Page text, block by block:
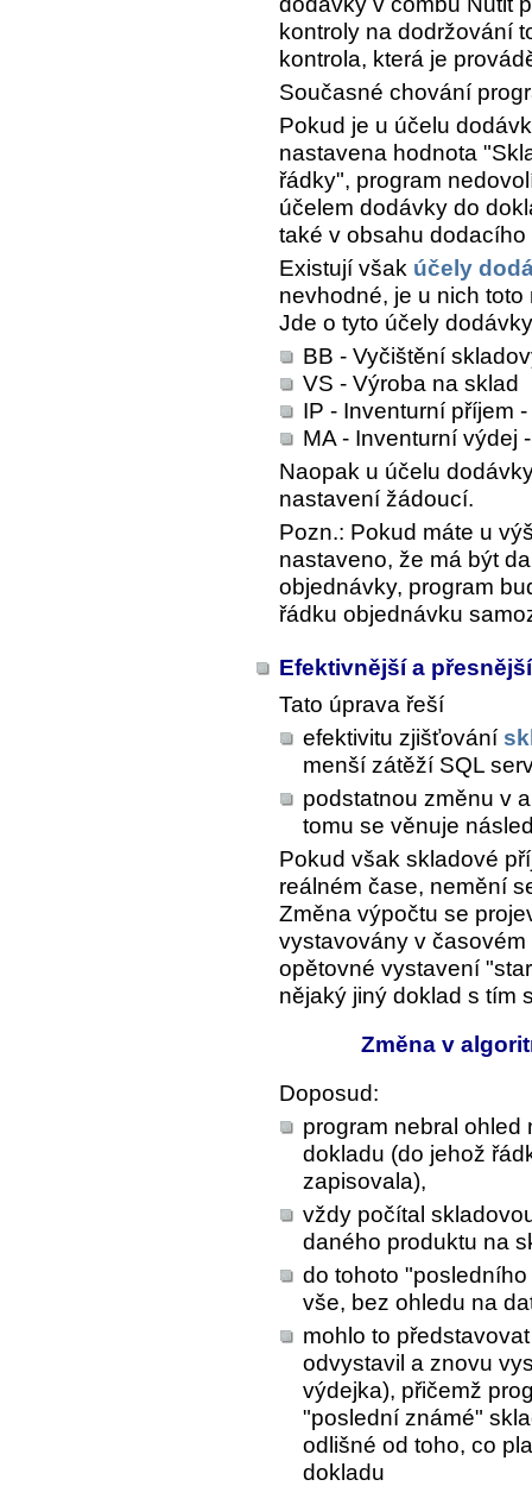
kontroly na dodržování
kontrola, která je
Současné chování
Pokud je u účelu
nastavena hodnota
řádky", program
účelem dodávky do
také v obsahu
Existují však účely
nevhodné, je u nich
Jde o tyto účely
BB - Vyčištění
VS - Výroba na sklad
IP - Inventurní příjem
MA - Inventurní výdej
Naopak u účelu
nastavení žádoucí.
Pozn.: Pokud máte u
nastaveno, že má být
objednávky, program
řádku objednávku
Efektivnější a
Tato úprava řeší
efektivitu zjišťování
menší zátěží SQL
podstatnou změnu v
tomu se věnuje
Pokud však skladové
reálném čase, nemění
Změna výpočtu se
vystavovány v
opětovné vystavení
nějaký jiný doklad s tím
Změna v
Doposud:
program nebral ohled
dokladu (do jehož
zapisovala),
vždy počítal
daného produktu na
do tohoto
vše, bez ohledu na
mohlo to
odvystavil a znovu
výdejka), přičemž
"poslední známé"
odlišné od toho, co
dokladu